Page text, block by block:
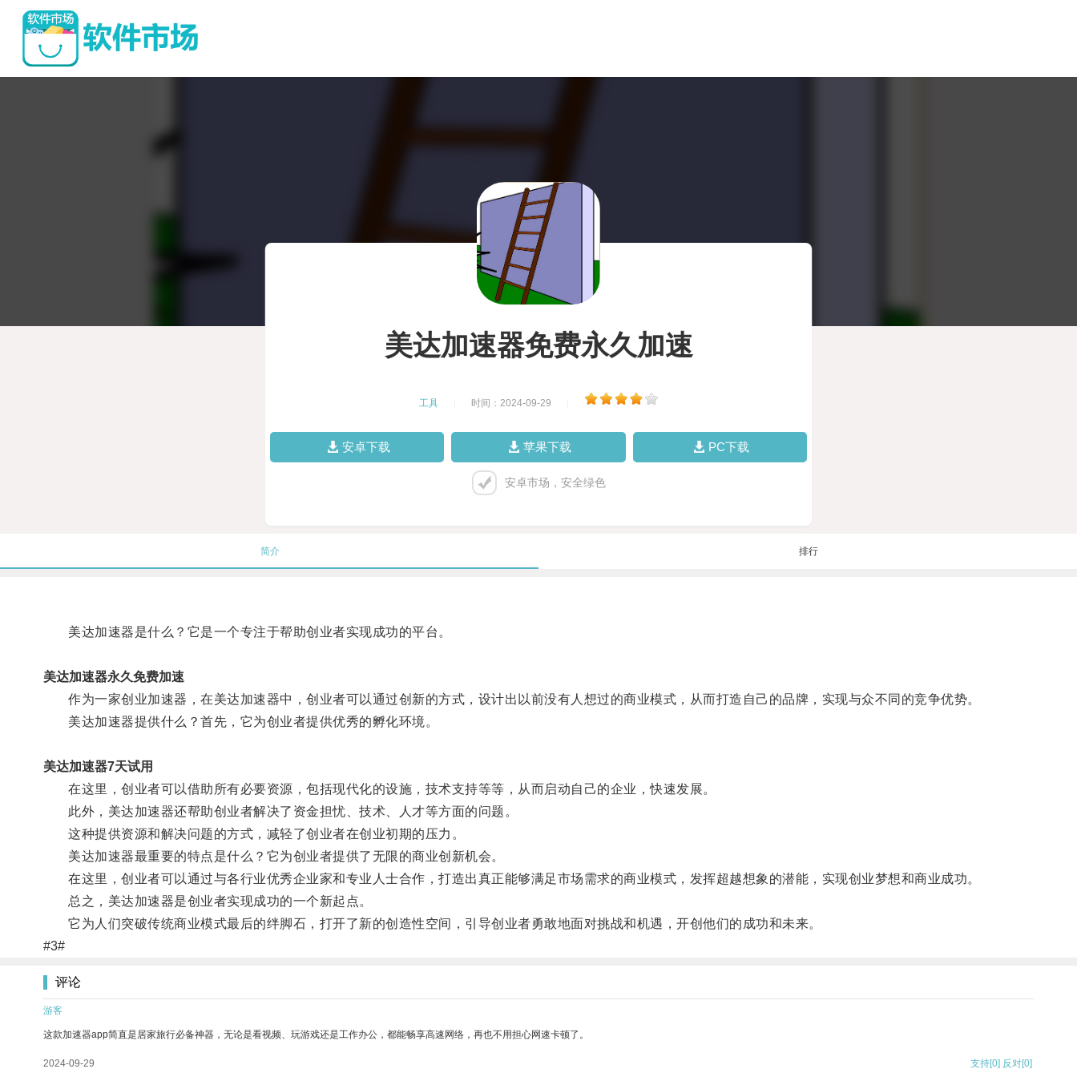
美达加速器免费永久加速
工具 时间：2024-09-29
安卓下载 苹果下载 PC下载
安卓市场，安全绿色
简介 排行
美达加速器是什么？它是一个专注于帮助创业者实现成功的平台。
美达加速器永久免费加速
作为一家创业加速器，在美达加速器中，创业者可以通过创新的方式，设计出以前没有人想过的商业模式，从而打造自己的品牌，实现与众不同的竞争优势。
美达加速器提供什么？首先，它为创业者提供优秀的孵化环境。
美达加速器7天试用
在这里，创业者可以借助所有必要资源，包括现代化的设施，技术支持等等，从而启动自己的企业，快速发展。
此外，美达加速器还帮助创业者解决了资金担忧、技术、人才等方面的问题。
这种提供资源和解决问题的方式，减轻了创业者在创业初期的压力。
美达加速器最重要的特点是什么？它为创业者提供了无限的商业创新机会。
在这里，创业者可以通过与各行业优秀企业家和专业人士合作，打造出真正能够满足市场需求的商业模式，发挥超越想象的潜能，实现创业梦想和商业成功。
总之，美达加速器是创业者实现成功的一个新起点。
它为人们突破传统商业模式最后的绊脚石，打开了新的创造性空间，引导创业者勇敢地面对挑战和机遇，开创他们的成功和未来。
#3#
评论
游客
这款加速器app简直是居家旅行必备神器，无论是看视频、玩游戏还是工作办公，都能畅享高速网络，再也不用担心网速卡顿了。
2024-09-29 支持[0] 反对[0]